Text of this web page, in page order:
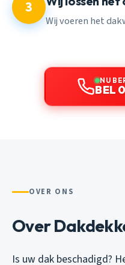
3
Wij voeren het
NU
BEL
OVER ONS
Over
Is uw dak beschadigd?